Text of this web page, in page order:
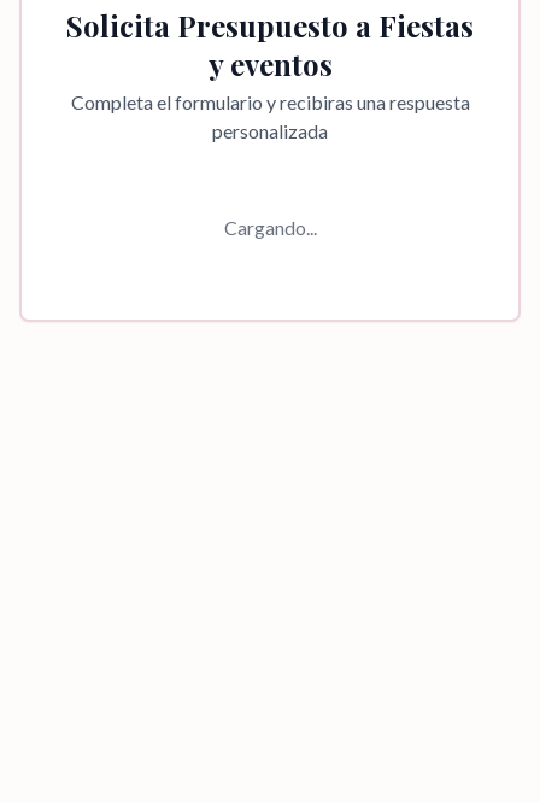
Solicita Presupuesto a Fiestas
y eventos
Completa el formulario y recibiras una respuesta
personalizada
Cargando...